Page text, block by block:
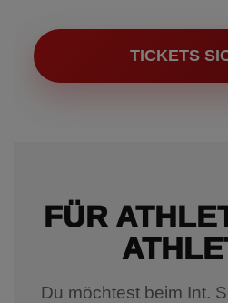
TICKETS
FÜR
Du möchtest beim Int.